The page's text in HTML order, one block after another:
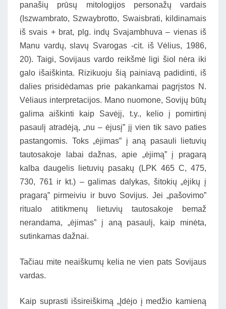
panašių prūsų mitologijos personažų vardais
(Iszwambrato, Szwaybrotto, Swaisbrati, kildinamais
iš svais + brat, plg. indų Svajambhuva – vienas iš
Manu vardų, slavų Svarogas -cit. iš Vėlius, 1986,
20). Taigi, Sovijaus vardo reikšmė ligi šiol nėra iki
galo išaiškinta. Rizikuoju šią painiavą padidinti, iš
dalies prisidėdamas prie pakankamai pagrįstos N.
Vėliaus interpretacijos. Mano nuomone, Sovijų būtų
galima aiškinti kaip Savėjį, t.y., kelio į pomirtinį
pasaulį atradėją, „nu – ėjusį” jį vien tik savo paties
pastangomis. Toks „ėjimas” į aną pasauli lietuvių
tautosakoje labai dažnas, apie „ėjimą” į pragarą
kalba daugelis lietuvių pasakų (LPK 465 C, 475,
730, 761 ir kt.) – galimas dalykas, šitokių „ėjikų į
pragarą” pirmeiviu ir buvo Sovijus. Jei „pašovimo”
ritualo atitikmenų lietuvių tautosakoje bemaž
nerandama, „ėjimas” į aną pasaulį, kaip minėta,
sutinkamas dažnai.
Tačiau mite neaiškumų kelia ne vien pats Sovijaus
vardas.
Kaip suprasti išsireiškimą „Įdėjo į medžio kamieną